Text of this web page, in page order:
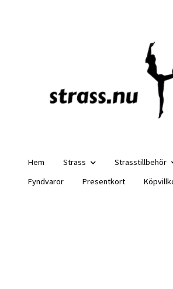
Hem Strass Strasstillbehör
Fyndvaror
Presentkort